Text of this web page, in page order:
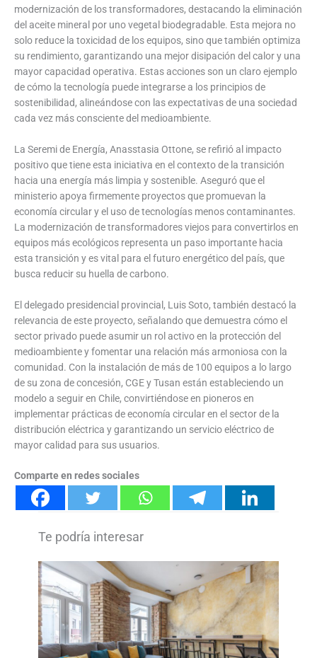
modernización de los transformadores, destacando la eliminación
del aceite mineral por uno vegetal biodegradable. Esta mejora no
solo reduce la toxicidad de los equipos, sino que también optimiza
su rendimiento, garantizando una mejor disipación del calor y una
mayor capacidad operativa. Estas acciones son un claro ejemplo
de cómo la tecnología puede integrarse a los principios de
sostenibilidad, alineándose con las expectativas de una sociedad
cada vez más consciente del medioambiente.
La Seremi de Energía, Anasstasia Ottone, se refirió al impacto
positivo que tiene esta iniciativa en el contexto de la transición
hacia una energía más limpia y sostenible. Aseguró que el
ministerio apoya firmemente proyectos que promuevan la
economía circular y el uso de tecnologías menos contaminantes.
La modernización de transformadores viejos para convertirlos en
equipos más ecológicos representa un paso importante hacia
esta transición y es vital para el futuro energético del país, que
busca reducir su huella de carbono.
El delegado presidencial provincial, Luis Soto, también destacó la
relevancia de este proyecto, señalando que demuestra cómo el
sector privado puede asumir un rol activo en la protección del
medioambiente y fomentar una relación más armoniosa con la
comunidad. Con la instalación de más de 100 equipos a lo largo
de su zona de concesión, CGE y Tusan están estableciendo un
modelo a seguir en Chile, convirtiéndose en pioneros en
implementar prácticas de economía circular en el sector de la
distribución eléctrica y garantizando un servicio eléctrico de
mayor calidad para sus usuarios.
Comparte en redes sociales